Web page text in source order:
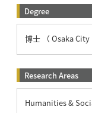
Degree
博士 （ Osaka City
Research Areas
Humanities &